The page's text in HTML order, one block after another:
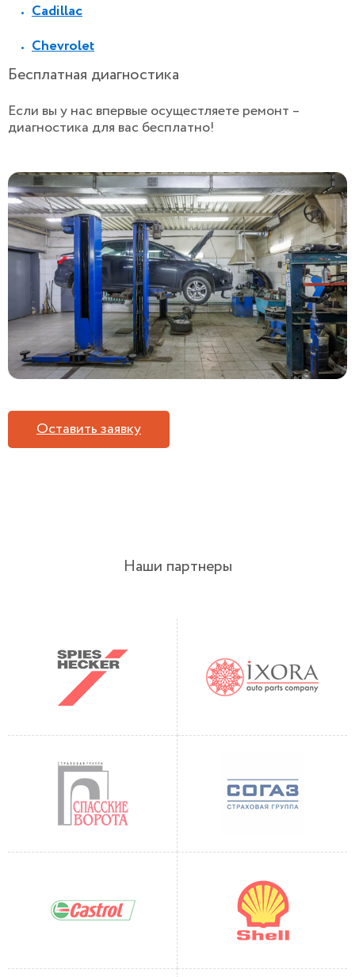
Cadillac
Chevrolet
Бесплатная диагностика
Если вы у нас впервые осущестляете ремонт –
диагностика для вас бесплатно!
Оставить заявку
Наши партнеры